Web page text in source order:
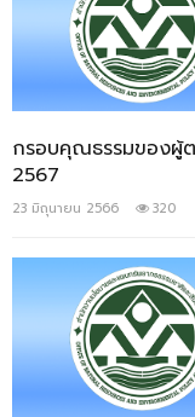
กรอบคุณธรรมของผู้
2567
23 มิถุนายน 2566 320